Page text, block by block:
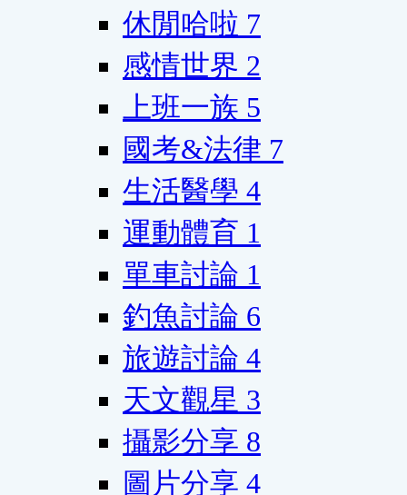
休閒哈啦 7
感情世界 2
上班一族 5
國考&法律 7
生活醫學 4
運動體育 1
單車討論 1
釣魚討論 6
旅遊討論 4
天文觀星 3
攝影分享 8
圖片分享 4